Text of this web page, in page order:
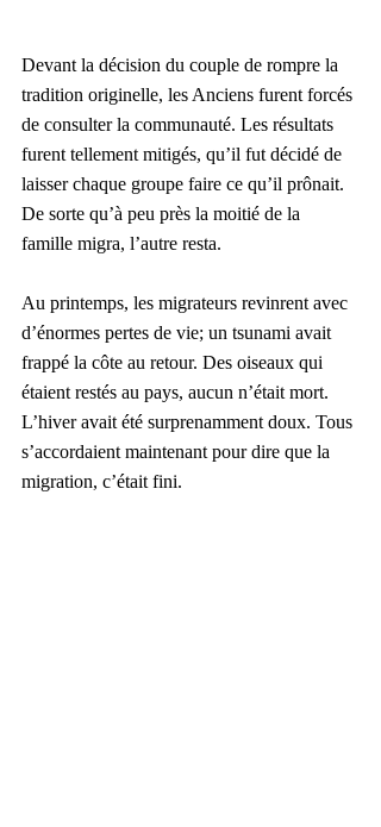
Devant la décision du couple de rompre la
tradition originelle, les Anciens furent forcés
de consulter la communauté. Les résultats
furent tellement mitigés, qu’il fut décidé de
laisser chaque groupe faire ce qu’il prônait.
De sorte qu’à peu près la moitié de la
famille migra, l’autre resta.
Au printemps, les migrateurs revinrent avec
d’énormes pertes de vie; un tsunami avait
frappé la côte au retour. Des oiseaux qui
étaient restés au pays, aucun n’était mort.
L’hiver avait été surprenamment doux. Tous
s’accordaient maintenant pour dire que la
migration, c’était fini.